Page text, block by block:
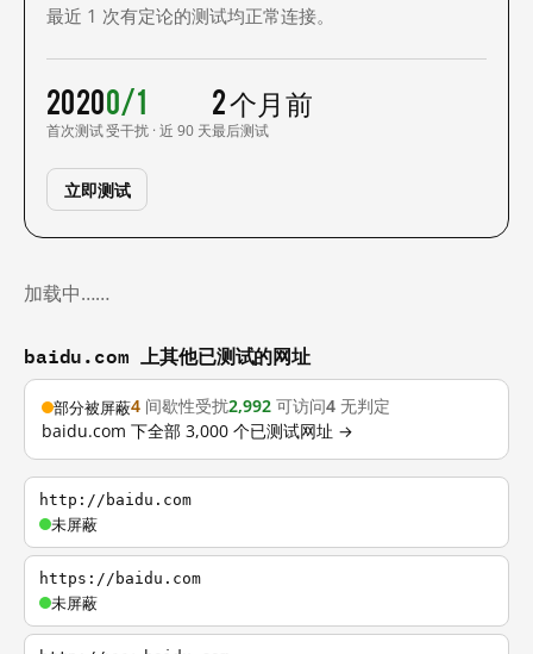
最近 1 次有定论的测试均正常连接。
2020
首次测试
0/1
受干扰 · 近 90 天
2 个月前
最后测试
立即测试
加载中……
baidu.com 上其他已测试的网址
部分被屏蔽4 间歇性受扰2,992 可访问4 无判定
baidu.com 下全部 3,000 个已测试网址 →
http://baidu.com
未屏蔽
https://baidu.com
未屏蔽